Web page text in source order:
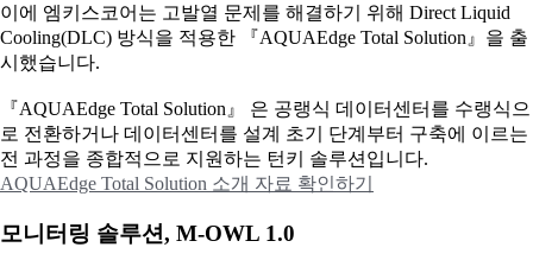
이에 엠키스코어는 고발열 문제를 해결하기 위해 Direct Liquid
Cooling(DLC) 방식을 적용한 『AQUAEdge Total Solution』을 출
시했습니다.
『AQUAEdge Total Solution』 은 공랭식 데이터센터를 수랭식으
로 전환하거나 데이터센터를 설계 초기 단계부터 구축에 이르는
전 과정을 종합적으로 지원하는 턴키 솔루션입니다.
AQUAEdge Total Solution 소개 자료 확인하기
모니터링 솔루션, M-OWL 1.0